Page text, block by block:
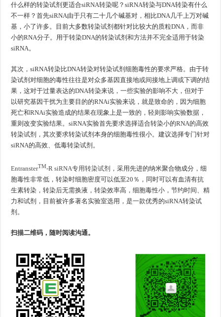
什么样的转染试剂更适合siRNA转染呢？siRNA转染与DNA转染有什么
不一样？首先siRNA由于只有二十几个碱基对，相比DNA几千上万对碱
基，小了许多。目前大多数转染试剂都针对比较大的质粒DNA，而非
小的RNA分子。用于转染DNA的转染试剂和方法并不完全适用于转染
siRNA。
其次，siRNA转染比DNA转染对转染试剂细胞毒性的要求严格。由于转
染试剂对细胞的毒性往往是对众多基因直接地或间接地上调或下调的结
果，这对于过量表达的DNA转染来说，一些实验的影响不大，但对于
以研究基因干扰为主要目的的RNAi实验来说，就是致命的，因为细胞
死亡和RNAi实验造成的结果在现象上是一致的，轻则影响实验数据，
重则改变实验结果。siRNA实验首先要求选择适合转染小的RNA的高效
转染试剂，其次要求转染试剂本身的细胞毒性很小。建议选择专门针对
siRNA的高效、低毒转染试剂。
EntransterTM-R siRNA专用转染试剂 ，采用先进的纳米聚合物成分，细
胞毒性非常低，转染时细胞密度可以低至20％，同时可以有血清有抗
生素转染，转染后无需换液，转染效率高，细胞毒性小，节约时间、精
力和试剂，目前被许多著名实验室选用，是一款优秀的siRNA转染试
剂。
扫描二维码，随时阅读沟通。